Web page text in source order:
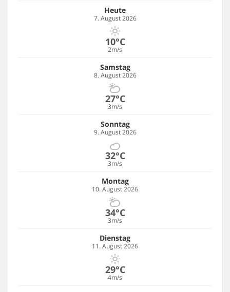
Heute
7. August 2026
10°C
2m/s
Samstag
8. August 2026
27°C
3m/s
Sonntag
9. August 2026
32°C
3m/s
Montag
10. August 2026
34°C
3m/s
Dienstag
11. August 2026
29°C
4m/s